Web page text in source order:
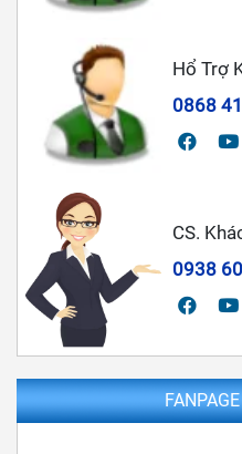
Hổ Trợ
0868
CS.
0938